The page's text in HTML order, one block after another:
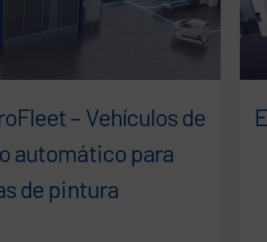
– Vehículos de
automático para
de pintura